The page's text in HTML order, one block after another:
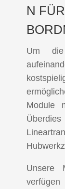
FÜR
Um die
Module
Unsere